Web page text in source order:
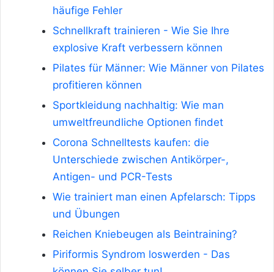
häufige Fehler
Schnellkraft trainieren - Wie Sie Ihre
explosive Kraft verbessern können
Pilates für Männer: Wie Männer von Pilates
profitieren können
Sportkleidung nachhaltig: Wie man
umweltfreundliche Optionen findet
Corona Schnelltests kaufen: die
Unterschiede zwischen Antikörper-,
Antigen- und PCR-Tests
Wie trainiert man einen Apfelarsch: Tipps
und Übungen
Reichen Kniebeugen als Beintraining?
Piriformis Syndrom loswerden - Das